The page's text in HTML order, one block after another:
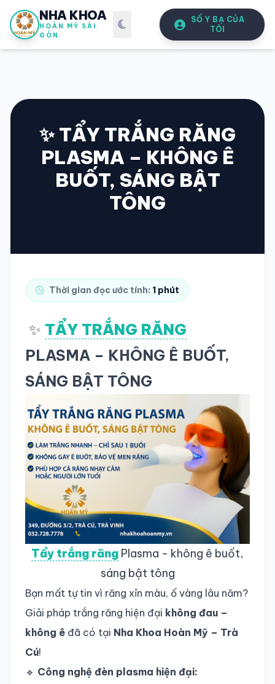
NHA KHOA
HOÀN MỸ SÀI
GÒN
SỔ Y BẠ CỦA
TÔI
SỔ Y BẠĐIỆN TỬ
Vui lòng đăng nhập bằng Số điện thoại đã đăng ký.
✨ TẨY TRẮNG RĂNG
PLASMA – KHÔNG Ê
BUỐT, SÁNG BẬT
TÔNG
Thời gian đọc ước tính: 1 phút
✨ TẨY TRẮNG RĂNG
PLASMA – KHÔNG Ê BUỐT,
SÁNG BẬT TÔNG
Tẩy trắng răng Plasma - không ê buốt,
sáng bật tông
Bạn mất tự tin vì răng xỉn màu, ố vàng lâu năm?
Giải pháp trắng răng hiện đại không đau –
không ê đã có tại Nha Khoa Hoàn Mỹ – Trà
Cú!
🔹 Công nghệ đèn plasma hiện đại: